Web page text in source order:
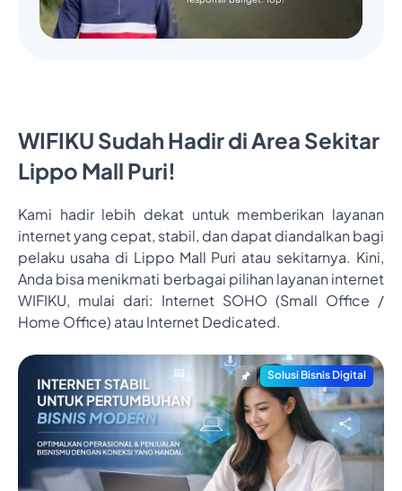
WIFIKU Sudah Hadir di Area Sekitar
Lippo Mall Puri!
Kami hadir lebih dekat untuk memberikan layanan
internet yang cepat, stabil, dan dapat diandalkan bagi
pelaku usaha di Lippo Mall Puri atau sekitarnya. Kini,
Anda bisa menikmati berbagai pilihan layanan internet
WIFIKU, mulai dari: Internet SOHO (Small Office /
Home Office) atau Internet Dedicated.
Solusi Bisnis Digital